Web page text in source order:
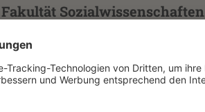
Fakultät Sozialwissenschaften
02826 Görlitz
Gebäude G I, Raum 2.11